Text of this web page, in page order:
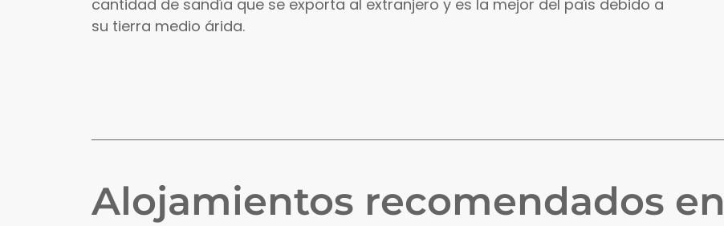
cantidad de sandía que se exporta al extranjero y es la mejor del país debido a
su tierra medio árida.
Alojamientos recomendados en